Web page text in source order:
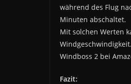
während des Flug
Minuten abschaltet.
Mit solchen Werten
Windgeschwindigkeit.
Windboss 2 bei
Fazit: